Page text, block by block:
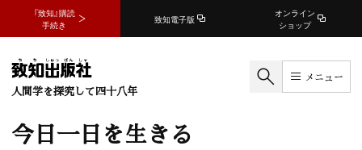
『致知』購読
手続き
致知電子版
オンライン
ショップ
人間学を探究して四十八年
メニュー
今日一日を生きる